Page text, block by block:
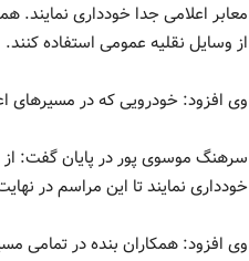
معابر اعلامی جدا خودداری
از وسایل نقلیه عمومی استفاده کنند.
وی افزود: خودرویی که در مسیرهای
سرهنگ موسوی پور در پایان گفت:
خودداری نمایند تا این مراسم در